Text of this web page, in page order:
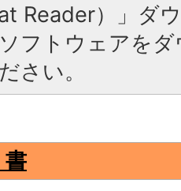
Reader）」ダ
フトウェアを
さい。
書